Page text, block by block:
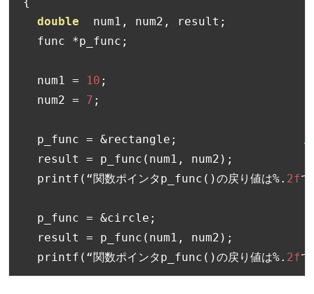
double
  num1
, num2 , result ;
  func
*p_func ;
  num1
= 10 ;
  num2
= 7 ;
  p_func
= &rectangle ;
//
  result
= p_func ( num1 , num2 );
  printf
(“関数ポインタ p_func ()の戻り値は%. 2f
  p_func
= &circle ;
  result
= p_func ( num1 , num2 );
  printf
(“関数ポインタ p_func ()の戻り値は%. 2f